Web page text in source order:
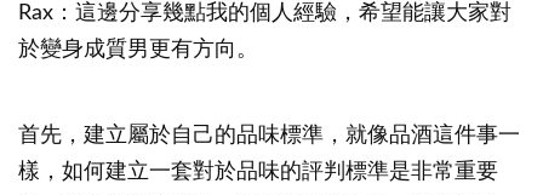
Rax：這邊分享幾點我的個人經驗，希望能讓大家對
於變身成質男更有方向。
首先，建立屬於自己的品味標準，就像品酒這件事一
樣，如何建立一套對於品味的評判標準是非常重要